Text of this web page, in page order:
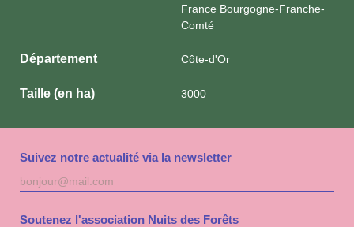
France Bourgogne-Franche-
Comté
Département Côte-d'Or
Taille (en ha) 3000
Suivez notre actualité via la newsletter
Adresse
mail
à
Soutenez l'association Nuits des Forêts